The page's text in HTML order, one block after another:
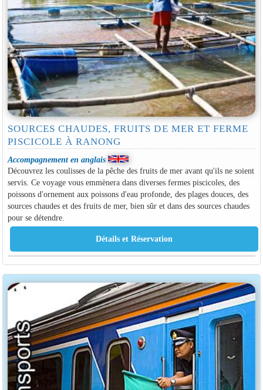
SOURCES CHAUDES, FRUITS DE MER ET FERME
PISCICOLE À RANONG
Accompagnement en anglais
Découvrez les coulisses de la pêche des fruits de mer avant qu'ils ne soient
servis. Ce voyage vous emmènera dans diverses fermes piscicoles, des
poissons d'ornement aux poissons d'eau profonde, des plages douces, des
sources chaudes et des fruits de mer, bien sûr et dans des sources chaudes
pour se détendre.